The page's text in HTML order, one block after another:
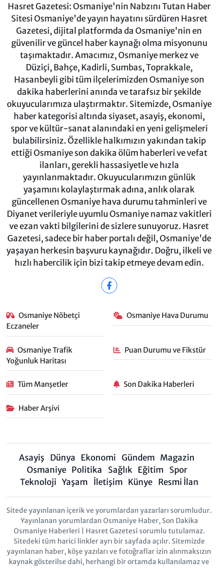
Hasret Gazetesi: Osmaniye'nin Nabzını Tutan Haber
Sitesi Osmaniye'de yayın hayatını sürdüren Hasret
Gazetesi, dijital platformda da Osmaniye'nin en
güvenilir ve güncel haber kaynağı olma misyonunu
taşımaktadır. Amacımız, Osmaniye merkez ve
Düziçi, Bahçe, Kadirli, Sumbas, Toprakkale,
Hasanbeyli gibi tüm ilçelerimizden Osmaniye son
dakika haberlerini anında ve tarafsız bir şekilde
okuyucularımıza ulaştırmaktır. Sitemizde, Osmaniye
haber kategorisi altında siyaset, asayiş, ekonomi,
spor ve kültür-sanat alanındaki en yeni gelişmeleri
bulabilirsiniz. Özellikle halkımızın yakından takip
ettiği Osmaniye son dakika ölüm haberleri ve vefat
ilanları, gerekli hassasiyetle ve hızla
yayınlanmaktadır. Okuyucularımızın günlük
yaşamını kolaylaştırmak adına, anlık olarak
güncellenen Osmaniye hava durumu tahminleri ve
Diyanet verileriyle uyumlu Osmaniye namaz vakitleri
ve ezan vakti bilgilerini de sizlere sunuyoruz. Hasret
Gazetesi, sadece bir haber portalı değil, Osmaniye'de
yaşayan herkesin başvuru kaynağıdır. Doğru, ilkeli ve
hızlı habercilik için bizi takip etmeye devam edin.
Osmaniye Nöbetçi
Eczaneler
Osmaniye Hava Durumu
Osmaniye Trafik
Yoğunluk Haritası
Puan Durumu ve Fikstür
Tüm Manşetler Son Dakika Haberleri
Haber Arşivi
Asayiş Dünya Ekonomi Gündem Magazin
Osmaniye Politika Sağlık Eğitim
Spor
Teknoloji Yaşam İletişim Künye Resmi İlan
Sitede yayınlanan içerik ve yorumlardan yazarları sorumludur.
Yayınlanan yorumlardan Osmaniye Haber, Son Dakika
Osmaniye Haberleri | Hasret Gazetesi sorumlu tutulamaz.
Sitedeki tüm harici linkler ayrı bir sayfada açılır. Sitemizde
yayınlanan haber, köşe yazıları ve fotoğraflar izin alınmaksızın
kaynak gösterilse dahi, herhangi bir ortamda kullanılamaz ve